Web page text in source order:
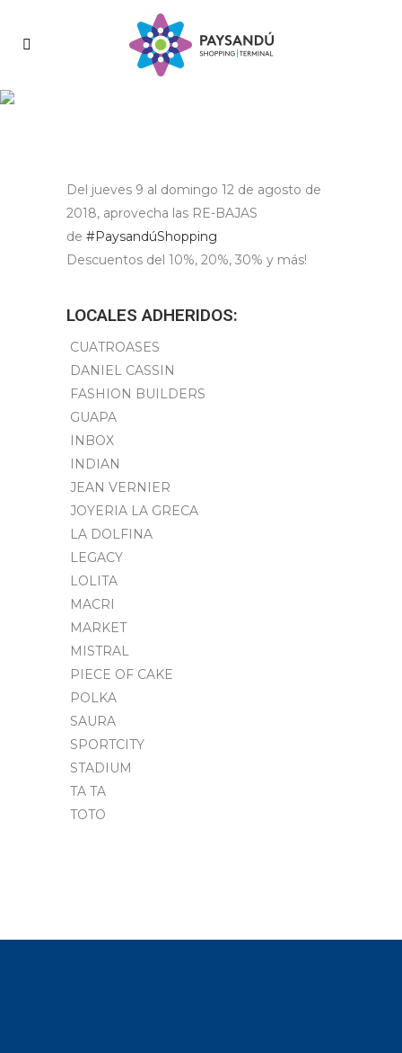
Del jueves 9 al domingo 12 de agosto de
2018, aprovecha las RE-BAJAS
de #PaysandúShopping
Descuentos del 10%, 20%, 30% y más!
LOCALES ADHERIDOS:
CUATROASES
DANIEL CASSIN
FASHION BUILDERS
GUAPA
INBOX
INDIAN
JEAN VERNIER
JOYERIA LA GRECA
LA DOLFINA
LEGACY
LOLITA
MACRI
MARKET
MISTRAL
PIECE OF CAKE
POLKA
SAURA
SPORTCITY
STADIUM
TA TA
TOTO